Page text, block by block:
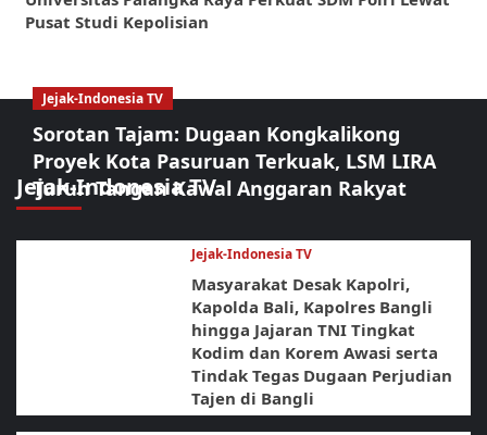
Pusat Studi Kepolisian
Jejak-Indonesia TV
Jejak-Indonesia TV
Sorotan Tajam: Dugaan Kongkalikong
Proyek Kota Pasuruan Terkuak, LSM LIRA
Turun Tangan Kawal Anggaran Rakyat
Jejak-Indonesia TV
Masyarakat Desak Kapolri,
Kapolda Bali, Kapolres Bangli
hingga Jajaran TNI Tingkat
Kodim dan Korem Awasi serta
Tindak Tegas Dugaan Perjudian
Tajen di Bangli